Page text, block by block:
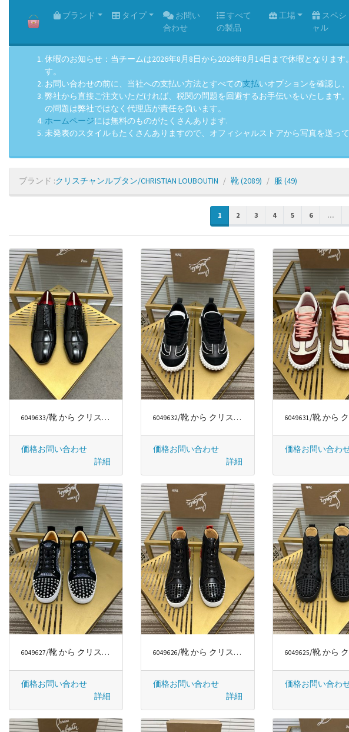
HOME
ブランド タイプ
お問い
合わせ
すべて
の製品
工場
スペシ
ャル
休暇のお知らせ：当チームは2026年8月8日から2026年8月14日まで休暇となりま
す。
お問い合わせの前に、当社への支払い方法とすべての支払いオプションを確認し、
弊社から直接ご注文いただければ、税関の問題を回避するお手伝いをいたします
の問題は弊社ではなく代理店が責任を負います。
ホームページには無料のものがたくさんあります.
未発表のスタイルもたくさんありますので、オフィシャルストアから写真を送って
ブランド :クリスチャンルブタン/CHRISTIAN LOUBOUTIN 靴(2089) 服 (49)
1 2 3 4 5 6 ...
6049633/靴 から クリスチャンルブタン/CHRISTIAN LOUBOUTIN
価格お問い合わせ
詳細
6049632/靴 から クリスチャンルブタン/CHRISTIAN LOUBOUTIN
価格お問い合わせ
詳細
6049631/靴 から クリスチャンルブタン/
価格お問い合わ
6049627/靴 から クリスチャンルブタン/CHRISTIAN LOUBOUTIN
価格お問い合わせ
詳細
6049626/靴 から クリスチャンルブタン/CHRISTIAN LOUBOUTIN
価格お問い合わせ
詳細
6049625/靴 から クリスチャンルブタン/
価格お問い合わ